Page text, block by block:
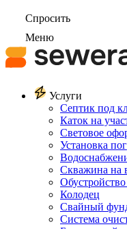
Спросить
Меню
Услуги
Септик под
Каток на
Световое
Установка
Скважина на
Колодец
Свайный
Система